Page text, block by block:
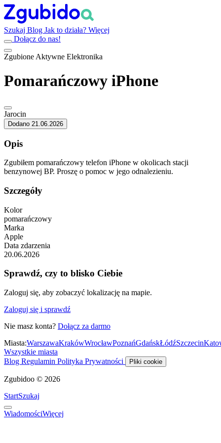
Szukaj Blog Jak to działa? Więcej
Dołącz do nas!
Zgubione Aktywne Elektronika
Pomarańczowy iPhone
Jarocin
Dodano 21.06.2026
Opis
Zgubiłem pomarańczowy telefon iPhone w okolicach stacji
benzynowej BP. Proszę o pomoc w jego odnalezieniu.
Szczegóły
Kolor
pomarańczowy
Marka
Apple
Data zdarzenia
20.06.2026
Sprawdź, czy to blisko Ciebie
Zaloguj się, aby zobaczyć lokalizację na mapie.
Zaloguj się i sprawdź
Nie masz konta? Dołącz za darmo
Miasta:WarszawaKrakówWrocławPoznańGdańskŁódźSzczecin
Wszystkie miasta
Blog Regulamin Polityka Prywatności Pliki cookie
Zgubidoo © 2026
StartSzukaj
WiadomościWięcej